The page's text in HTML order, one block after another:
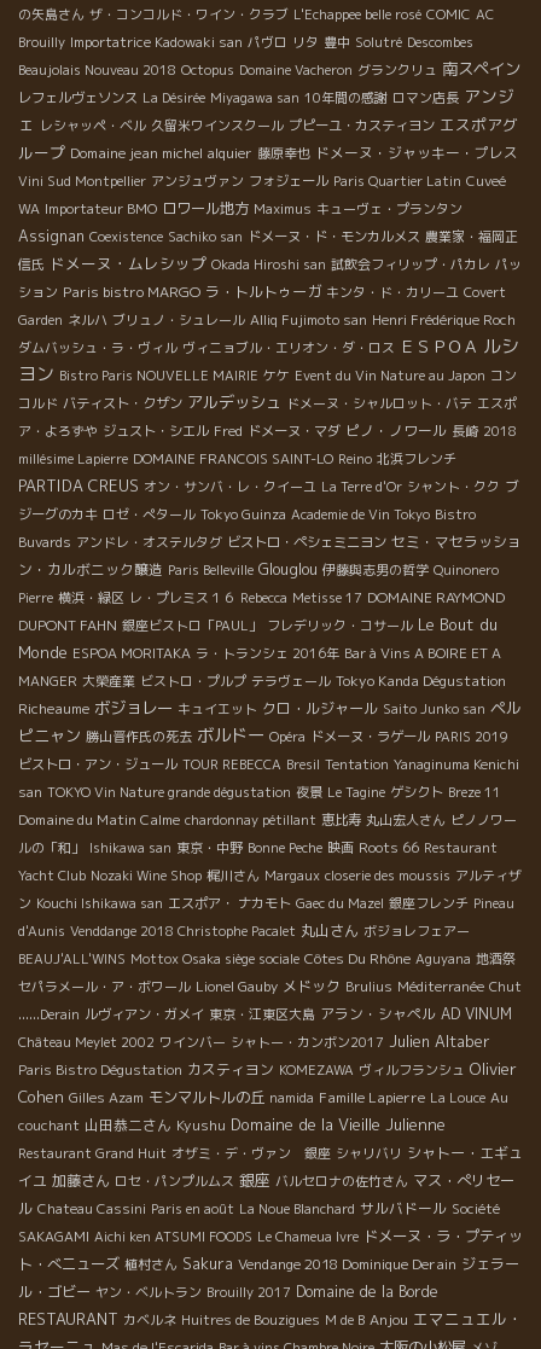
の矢島さん ザ・コンコルド・ワイン・クラブ L'Echappee belle rosé COMIC AC
Brouilly Importatrice Kadowaki san パヴロ リタ 豊中 Solutré Descombes
Beaujolais Nouveau 2018 Octopus Domaine Vacheron グランクリュ 南スペイン
レフェルヴェソンス La Désirée Miyagawa san 10年間の感謝 ロマン店長 アンジ
ェ レシャッペ・ベル 久留米ワインスクール プピーユ・カスティヨン エスポアグ
ループ Domaine jean michel alquier 藤原幸也 ドメーヌ・ジャッキー・プレス
Vini Sud Montpellier アンジュヴァン フォジェール Paris Quartier Latin Cuveé
WA Importateur BMO ロワール地方 Maximus キューヴェ・プランタン
Assignan Coexistence Sachiko san ドメーヌ・ド・モンカルメス 農業家・福岡正
信氏 ドメーヌ・ムレシップ Okada Hiroshi san 試飲会フィリップ・パカレ パッ
ション Paris bistro MARGO ラ・トルトゥーガ キンタ・ド・カリーユ Covert
Garden ネルハ ブリュノ・シュレール Alliq Fujimoto san Henri Frédérique Roch
ダムバッシュ・ラ・ヴィル ヴィニョブル・エリオン・ダ・ロス ＥＳＰＯＡ ルシ
ヨン Bistro Paris NOUVELLE MAIRIE ケケ Event du Vin Nature au Japon コン
コルド バティスト・クザン アルデッシュ ドメーヌ・シャルロット・バテ エスポ
ア・よろずや ジュスト・シエル Fred ドメーヌ・マダ ピノ・ノワール 長崎 2018
millésime Lapierre DOMAINE FRANCOIS SAINT-LO Reino 北浜フレンチ
PARTIDA CREUS オン・サンバ・レ・クイーユ La Terre d'Or シャント・クク ブ
ジーグのカキ ロゼ・ぺタール Tokyo Guinza Academie de Vin Tokyo Bistro
Buvards アンドレ・オステルタグ ビストロ・ペシェミニヨン セミ・マセラッショ
ン・カルボニック醸造 Paris Belleville Glouglou 伊藤與志男の哲学 Quinonero
Pierre 横浜・緑区 レ・プレミス１６ Rebecca Metisse 17 DOMAINE RAYMOND
DUPONT FAHN 銀座ビストロ「PAUL」 フレデリック・コサール Le Bout du
Monde ESPOA MORITAKA ラ・トランシェ 2016年 Bar à Vins A BOIRE ET A
MANGER 大榮産業 ビストロ・プルプ テラヴェール Tokyo Kanda Dégustation
Richeaume ボジョレー キュイエット クロ・ルジャール Saito Junko san ペル
ピニャン 勝山晋作氏の死去 ボルドー Opéra ドメーヌ・ラゲール PARIS 2019
ビストロ・アン・ジュール TOUR REBECCA Bresil Tentation Yanaginuma Kenichi
san TOKYO Vin Nature grande dégustation 夜景 Le Tagine ゲシクト Breze 11
Domaine du Matin Calme chardonnay pétillant 恵比寿 丸山宏人さん ピノノワー
ルの「和」
Ishikawa san 東京・中野 Bonne Peche 映画 Roots 66 Restaurant
Yacht Club Nozaki Wine Shop 梶川さん Margaux closerie des moussis アルティザ
ン Kouchi Ishikawa san エスポア・ ナカモト Gaec du Mazel 銀座フレンチ Pineau
d'Aunis Venddange 2018 Christophe Pacalet 丸山さん ボジョレフェアー
BEAUJ'ALL'WINS Mottox Osaka siège sociale Côtes Du Rhône Aguyana 地酒祭
セパラメール・ア・ボワール Lionel Gauby メドック Brulius Méditerranée Chut
......Derain ルヴィアン・ガメイ 東京・江東区大島 アラン・シャペル AD VINUM
Château Meylet 2002 ワインバー シャトー・カンボン2017 Julien Altaber
Paris Bistro Dégustation カスティヨン KOMEZAWA ヴィルフランシュ Olivier
Cohen Gilles Azam モンマルトルの丘 namida Famille Lapierre La Louce Au
couchant 山田恭二さん Kyushu Domaine de la Vieille Julienne
Restaurant Grand Huit オザミ・デ・ヴァン 銀座 シャリバリ シャトー・エギュ
イユ 加藤さん ロセ・パンプルムス 銀座 バルセロナの佐竹さん マス・ぺリセー
ル Chateau Cassini Paris en août La Noue Blanchard サルバドール Société
SAKAGAMI Aichi ken ATSUMI FOODS Le Chameua Ivre ドメーヌ・ラ・プティッ
ト・べニューズ 植村さん Sakura Vendange 2018 Dominique Derain ジェラー
ル・ゴビー ヤン・ベルトラン Brouilly 2017 Domaine de la Borde
RESTAURANT カベルネ Huitres de Bouzigues M de B Anjou エマニュエル・